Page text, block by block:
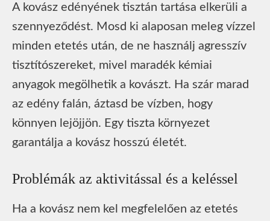
A kovász edényének tisztán tartása elkerüli a
szennyeződést. Mosd ki alaposan meleg vízzel
minden etetés után, de ne használj agresszív
tisztítószereket, mivel maradék kémiai
anyagok megölhetik a kovászt. Ha szár marad
az edény falán, áztasd be vízben, hogy
könnyen lejöjjön. Egy tiszta környezet
garantálja a kovász hosszú életét.
Problémák az aktivitással és a keléssel
Ha a kovász nem kel megfelelően az etetés